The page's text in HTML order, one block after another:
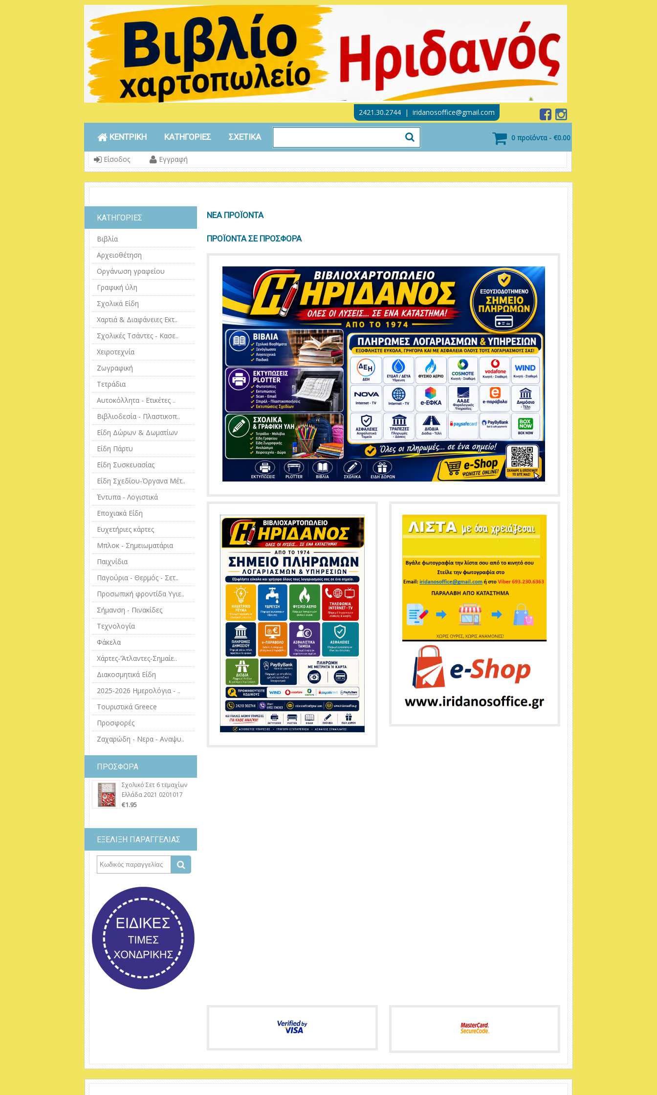
2421.30.2744 | iridanosoffice@gmail.com
0 προϊόντα - €0.00
ΚΕΝΤΡΙΚΗ ΚΑΤΗΓΟΡΙΕΣ ΣΧΕΤΙΚΑ
Είσοδος Εγγραφή
ΚΑΤΗΓΟΡΙΕΣ
Βιβλία
Αρχειοθέτηση
Οργάνωση γραφείου
Γραφική ύλη
Σχολικά Είδη
Χαρτιά & Διαφάνειες Εκτ..
Σχολικές Τσάντες - Κασε..
Χειροτεχνία
Ζωγραφική
Τετράδια
Αυτοκόλλητα - Ετικέτες ..
Βιβλιοδεσία - Πλαστικοπ..
Είδη Δώρων & Δωματίων
Είδη Πάρτυ
Είδη Συσκευασίας
Είδη Σχεδίου-Όργανα Μέτ..
Έντυπα - Λογιστικά
Εποχιακά Είδη
Ευχετήριες κάρτες
Μπλοκ - Σημειωματάρια
Παιχνίδια
Παγούρια - Θερμός - Σετ..
Προσωπική φροντίδα Υγιε..
Σήμανση - Πινακίδες
Τεχνολογία
Φάκελα
Χάρτες-'Άτλαντες-Σημαίε..
Διακοσμητικά Είδη
2025-2026 Ημερολόγια - ..
Τουριστικά Greece
Προσφορές
Ζαχαρώδη - Νερα - Αναψυ..
ΠΡΟΣΦΟΡΑ
Σχολικό Σετ 6 τεμαχίων
Ελλάδα 2021 0201017
€1.95
ΕΞΕΛΙΞΗ ΠΑΡΑΓΓΕΛΙΑΣ
ΝΕΑ ΠΡΟΪΟΝΤΑ
ΠΡΟΪΟΝΤΑ ΣΕ ΠΡΟΣΦΟΡΑ